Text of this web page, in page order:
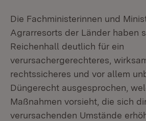
Die Fachministerinnen und
Agrarresorts der Länder haben
Reichenhall deutlich für ein
verursachergerechteres,
rechtssicheres und vor allem
Düngerecht ausgesprochen,
Maßnahmen vorsieht, die sich
verursachenden Umstände